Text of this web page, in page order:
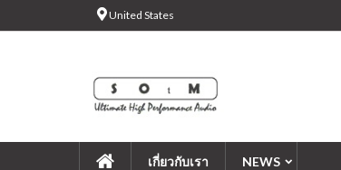
United States
เกี่ยวกับเรา NEWS